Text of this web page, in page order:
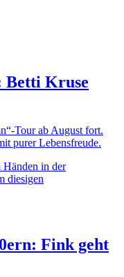
Betti Kruse
Tour ab August fort.
purer Lebensfreude.
Fink geht